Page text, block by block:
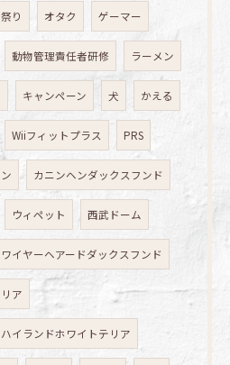
り オタク ゲーマー
動物管理責任者研修 ラーメン
キャンペーン 犬 かえる
Wiiフィットプラス PRS
カニンヘンダックスフンド
ウィペット 西武ドーム
ワイヤーヘアードダックスフンド
ア
イランドホワイトテリア